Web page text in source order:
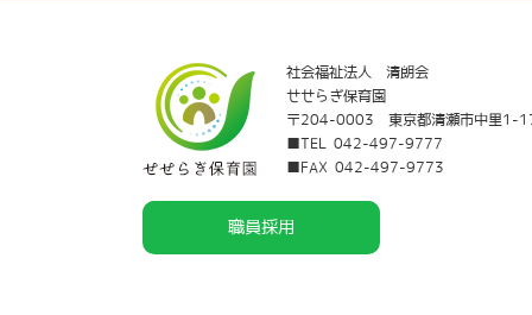
社会福祉法人 清朗会
せせらぎ保育園
〒204-0003 東京都清瀬市中里1-
■TEL 042-497-9777
■FAX 042-497-9773
職員採用